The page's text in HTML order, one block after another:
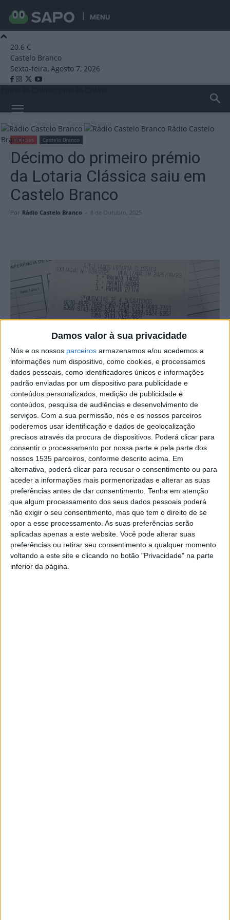
MENU
Damos valor à sua privacidade
Nós e os nossos parceiros armazenamos e/ou acedemos a
informações num dispositivo, como cookies, e processamos
dados pessoais, como identificadores únicos e informações
padrão enviadas por um dispositivo para publicidade e
conteúdos personalizados, medição de publicidade e
conteúdos, pesquisa de audiências e desenvolvimento de
serviços. Com a sua permissão, nós e os nossos parceiros
poderemos usar identificação e dados de geolocalização
precisos através da procura de dispositivos. Poderá clicar para
consentir o processamento por nossa parte e pela parte dos
nossos 1535 parceiros, conforme descrito acima. Em
alternativa, poderá clicar para recusar o consentimento ou para
aceder a informações mais pormenorizadas e alterar as suas
preferências antes de dar consentimento. Tenha em atenção
que algum processamento dos seus dados pessoais poderá
não exigir o seu consentimento, mas que tem o direito de se
opor a esse processamento. As suas preferências serão
aplicadas apenas a este website. Você pode alterar suas
preferências ou retirar seu consentimento a qualquer momento
voltando a este site e clicando no botão "Privacidade" na parte
inferior da página.
20.6 C
Castelo Branco
Sexta-feira, Agosto 7, 2026
Rádio Castelo
Branco
Castelo Branco
Notícias Castelo Branco
Décimo do primeiro prémio
da Lotaria Clássica saiu em
Castelo Branco
Por Rádio Castelo Branco - 8 de Outubro, 2025
A sorte saiu em Castelo Branco. Uma albicastrense
ganhou um décimo do primeiro prémio da Lotaria
Clássica, sorteada em Portugal, esta 3ªfeira, 7 de
outubro, com o número 14099, no valor de 60 mil euros.
O bilhete premiado foi comprado no quiosque do Hospital
Amato Lusitano, a uma cliente habitual.
Para a proprietária do estabelecimento, Mabel Biqueira,